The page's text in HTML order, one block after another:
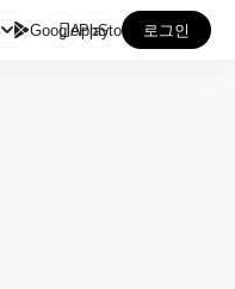
GooglePlay
AppStore 로그인